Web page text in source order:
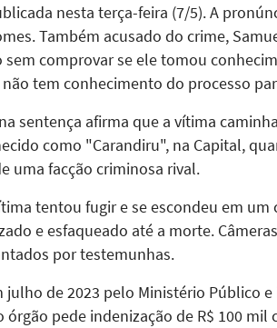
nesta terça-feira (7/5). A
Também acusado do crime,
sem comprovar se ele tomou
tem conhecimento do processo
sentença afirma que a vítima
como "Carandiru", na Capital,
uma facção criminosa rival.
tentou fugir e se escondeu em um
e esfaqueado até a morte.
por testemunhas.
julho de 2023 pelo Ministério Público
órgão pede indenização de R$ 100